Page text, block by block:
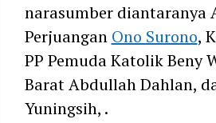
narasumber diantaranya
Perjuangan Ono Surono,
PP Pemuda Katolik Beny
Barat Abdullah Dahlan,
Yuningsih, .